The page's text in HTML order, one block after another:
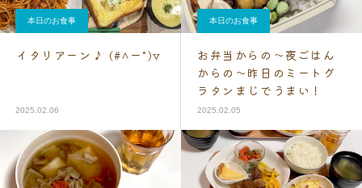
本日のお食事
イタリアーン♪ (#^ー°)v
2025.02.06
本日のお食事
お弁当からの～夜ごはん
からの～昨日のミートグ
ラタンまじでうまい！
2025.02.05